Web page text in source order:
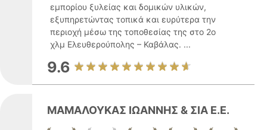
εμπορίου ξυλείας και δομικών υλικών,
εξυπηρετώντας τοπικά και ευρύτερα την
περιοχή μέσω της τοποθεσίας της στο 2ο
χλμ Ελευθερούπολης – Καβάλας. ...
9.6
ΜΑΜΑΛΟΥΚΑΣ ΙΩΑΝΝΗΣ & ΣΙΑ Ε.Ε.